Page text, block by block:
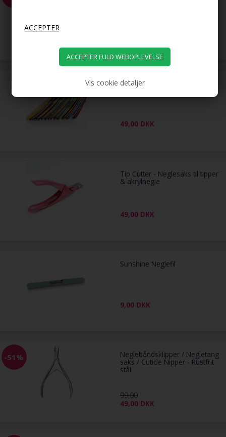
Vis cookie detaljerNegletape til flotte nail art
striber - 10 taperuller
49,00 DKK
Tip Cutter - Neglesaks til tipper
& akrylnegle
49,00 DKK
Sunshine Neglefil
9,00 DKK
-51% Neglebåndsklipper / Negletang
saks / Cuticle Nipper - Rustfrit
stål
99,00
49,00 DKK